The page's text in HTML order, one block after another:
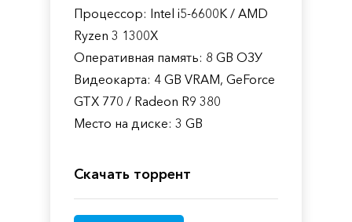
Процессор: Intel i5-6600K / AMD
Ryzen 3 1300X
Оперативная память: 8 GB ОЗУ
Видеокарта: 4 GB VRAM, GeForce
GTX 770 / Radeon R9 380
Место на диске: 3 GB
Скачать торрент